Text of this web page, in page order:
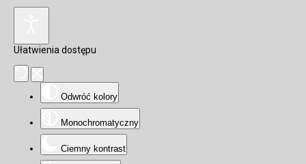
Ułatwienia dostępu
Odwróć kolory
Monochromatyczny
Ciemny kontrast